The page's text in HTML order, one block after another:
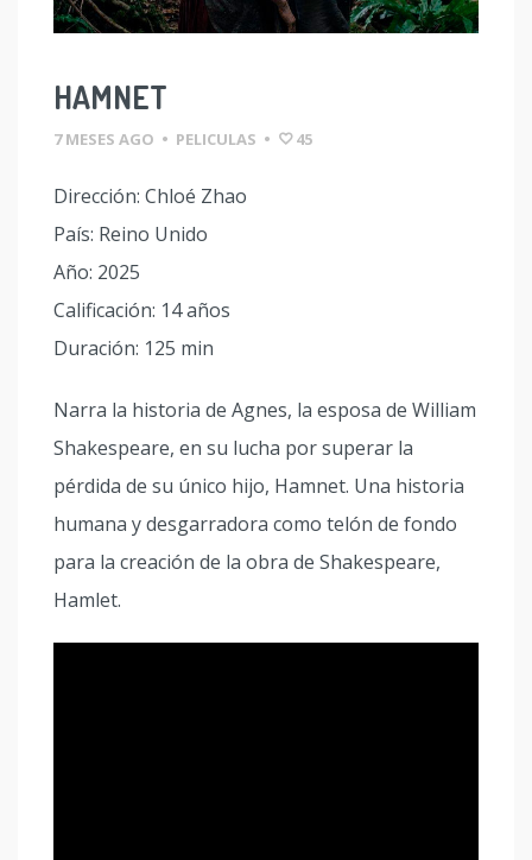
HAMNET
7 MESES AGO • PELICULAS • 45
Dirección: Chloé Zhao
País: Reino Unido
Año: 2025
Calificación: 14 años
Duración: 125 min
Narra la historia de Agnes, la esposa de William
Shakespeare, en su lucha por superar la
pérdida de su único hijo, Hamnet. Una historia
humana y desgarradora como telón de fondo
para la creación de la obra de Shakespeare,
Hamlet.